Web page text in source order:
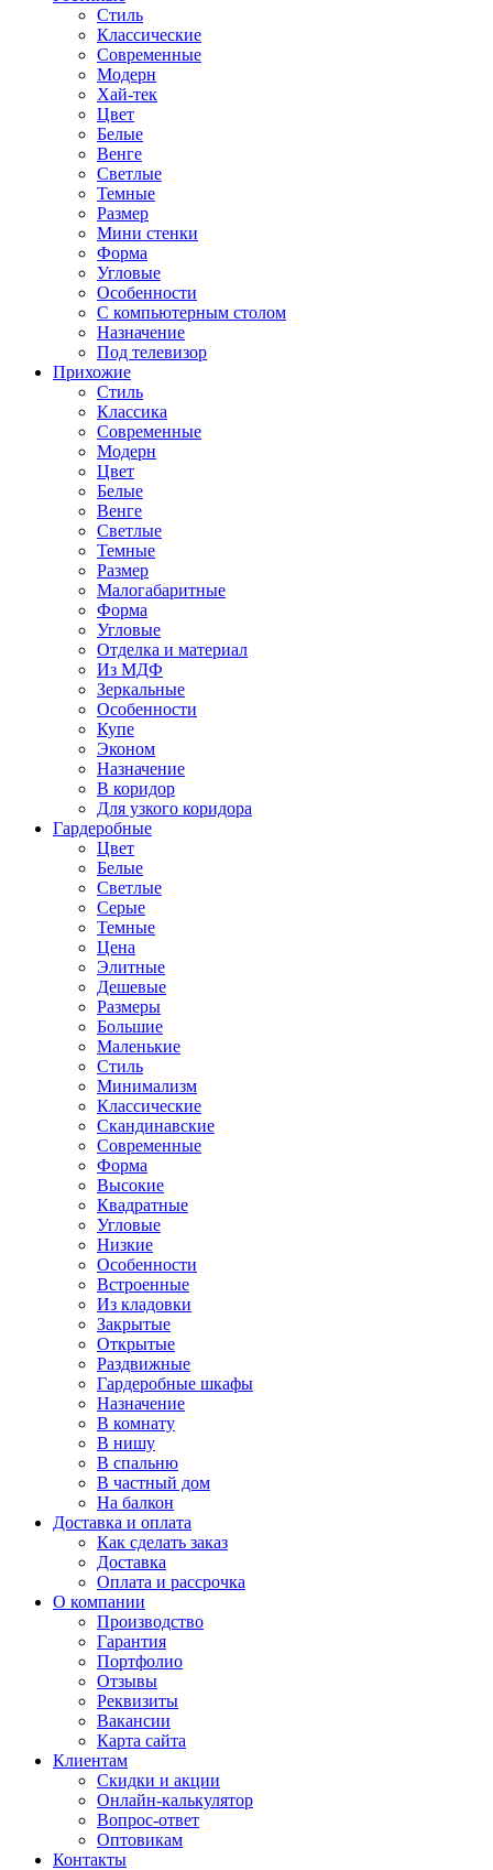
Стиль
Классические
Современные
Модерн
Хай-тек
Цвет
Белые
Венге
Светлые
Темные
Размер
Мини стенки
Форма
Угловые
Особенности
С компьютерным столом
Назначение
Под телевизор
Прихожие
Стиль
Классика
Современные
Модерн
Цвет
Белые
Венге
Светлые
Темные
Размер
Малогабаритные
Форма
Угловые
Отделка и материал
Из МДФ
Зеркальные
Особенности
Купе
Эконом
Назначение
В коридор
Для узкого коридора
Гардеробные
Цвет
Белые
Светлые
Серые
Темные
Цена
Элитные
Дешевые
Размеры
Большие
Маленькие
Стиль
Минимализм
Классические
Скандинавские
Современные
Форма
Высокие
Квадратные
Угловые
Низкие
Особенности
Встроенные
Из кладовки
Закрытые
Открытые
Раздвижные
Гардеробные шкафы
Назначение
В комнату
В нишу
В спальню
В частный дом
На балкон
Доставка и оплата
Как сделать заказ
Доставка
Оплата и рассрочка
О компании
Производство
Гарантия
Портфолио
Отзывы
Реквизиты
Вакансии
Карта сайта
Клиентам
Скидки и акции
Онлайн-калькулятор
Вопрос-ответ
Оптовикам
Контакты